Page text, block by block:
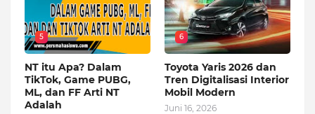
5
NT itu Apa? Dalam
TikTok, Game PUBG,
ML, dan FF Arti NT
Adalah
6
Toyota Yaris 2026 dan
Tren Digitalisasi Interior
Mobil Modern
Juni 16, 2026